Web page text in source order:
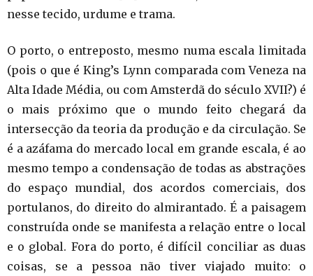
nesse tecido, urdume e trama.
O porto, o entreposto, mesmo numa escala limitada
(pois o que é King’s Lynn comparada com Veneza na
Alta Idade Média, ou com Amsterdã do século XVII?) é
o mais próximo que o mundo feito chegará da
intersecção da teoria da produção e da circulação. Se
é a azáfama do mercado local em grande escala, é ao
mesmo tempo a condensação de todas as abstrações
do espaço mundial, dos acordos comerciais, dos
portulanos, do direito do almirantado. É a paisagem
construída onde se manifesta a relação entre o local
e o global. Fora do porto, é difícil conciliar as duas
coisas, se a pessoa não tiver viajado muito: o